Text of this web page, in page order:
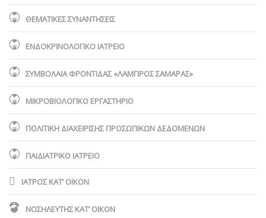
ΘΕΜΑΤΙΚΕΣ ΣΥΝΑΝΤΗΣΕΙΣ
ΕΝΔΟΚΡΙΝΟΛΟΓΙΚΟ ΙΑΤΡΕΙΟ
ΣΥΜΒΟΛΑΙΑ ΦΡΟΝΤΙΔΑΣ «ΛΑΜΠΡΟΣ ΣΑΜΑΡΑΣ»
ΜΙΚΡΟΒΙΟΛΟΓΙΚΟ ΕΡΓΑΣΤΗΡΙΟ
ΠΟΛΙΤΙΚΗ ΔΙΑΧΕΙΡΙΣΗΣ ΠΡΟΣΩΠΙΚΩΝ ΔΕΔΟΜΕΝΩΝ
ΠΑΙΔΙΑΤΡΙΚΟ ΙΑΤΡΕΙΟ
ΙΑΤΡΟΣ ΚΑΤ’ ΟΙΚΟΝ
ΝΟΣΗΛΕΥΤΗΣ ΚΑΤ’ ΟΙΚΟΝ